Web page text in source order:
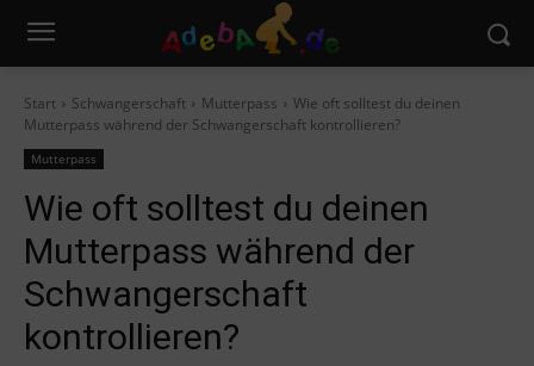
Start Schwangerschaft Mutterpass
Wie oft solltest du deinen
Mutterpass während der Schwangerschaft kontrollieren?
Mutterpass
Wie oft solltest du deinen
Mutterpass während der
Schwangerschaft
kontrollieren?